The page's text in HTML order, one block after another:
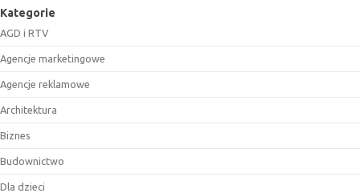
Kategorie
AGD i RTV
Agencje marketingowe
Agencje reklamowe
Architektura
Biznes
Budownictwo
Dla dzieci